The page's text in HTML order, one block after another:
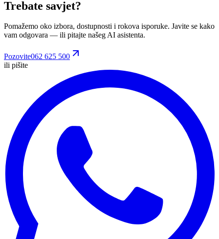
Trebate savjet?
Pomažemo oko izbora, dostupnosti i rokova isporuke. Javite se kako
vam odgovara — ili pitajte našeg AI asistenta.
Pozovite062 625 500
ili pišite